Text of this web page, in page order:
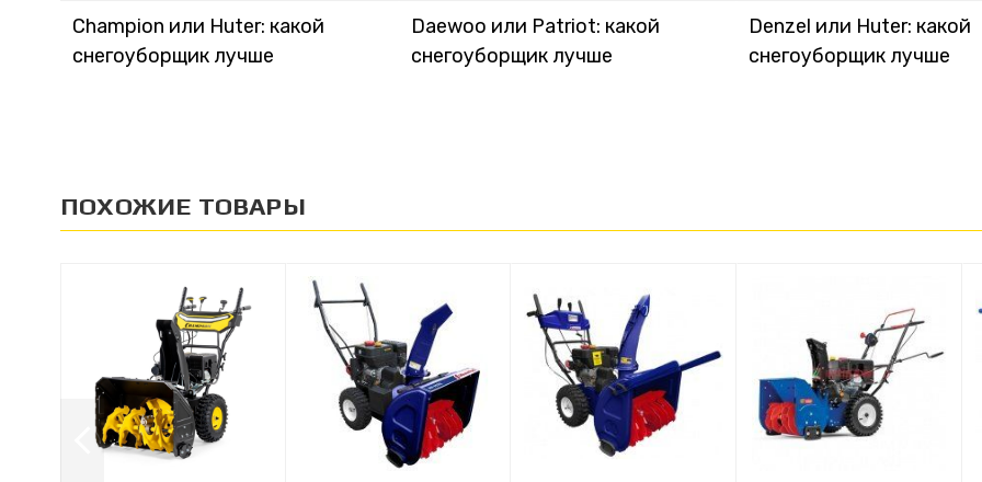
Champion или Huter: какой
снегоуборщик лучше
Daewoo или Patriot: какой
снегоуборщик лучше
Denzel или Huter: какой
снегоуборщик лучше
ПОХОЖИЕ ТОВАРЫ